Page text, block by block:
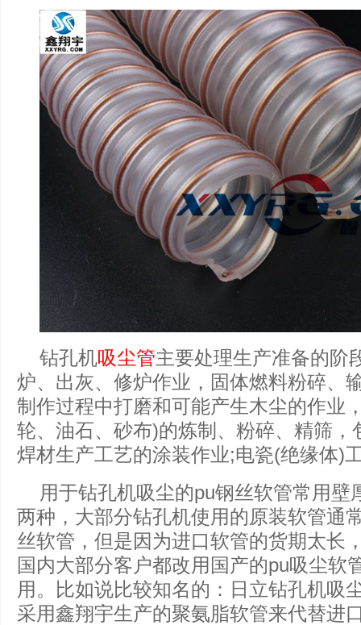
钻孔机吸尘管主要处理生产准备的阶
炉、出灰、修炉作业，固体燃料粉碎、
制作过程中打磨和可能产生木尘的作业
轮、油石、砂布)的炼制、粉碎、精筛，
焊材生产工艺的涂装作业;电瓷(绝缘体)
用于钻孔机吸尘的pu钢丝软管常用壁
两种，大部分钻孔机使用的原装软管通
丝软管，但是因为进口软管的货期太长
国内大部分客户都改用国产的pu吸尘软
用。比如说比较知名的：日立钻孔机吸
采用鑫翔宇生产的聚氨脂软管来代替进